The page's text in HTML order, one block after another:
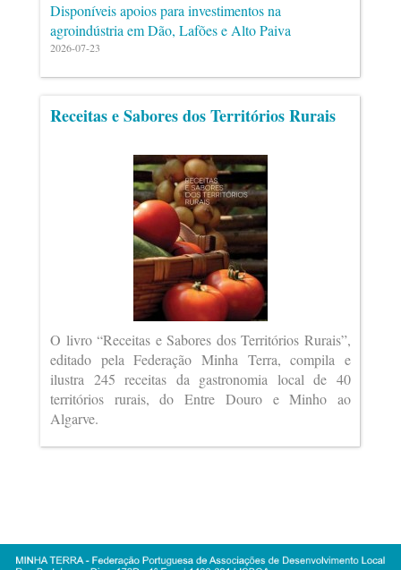
Disponíveis apoios para investimentos na
agroindústria em Dão, Lafões e Alto Paiva
2026-07-23
Receitas e Sabores dos Territórios Rurais
O livro “Receitas e Sabores dos Territórios Rurais”,
editado pela Federação Minha Terra, compila e
ilustra 245 receitas da gastronomia local de 40
territórios rurais, do Entre Douro e Minho ao
Algarve.